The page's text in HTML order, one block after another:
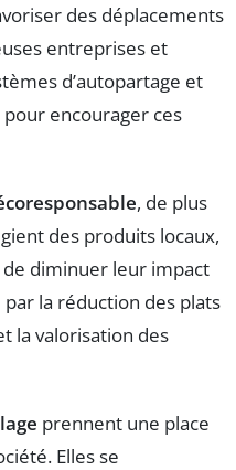
des déplacements
entreprises et
d’autopartage et
encourager ces
, de plus
des produits locaux,
diminuer leur impact
la réduction des plats
la valorisation des
prennent une place
Elles se